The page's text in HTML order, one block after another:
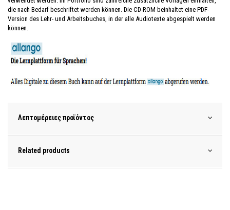
die nach Bedarf beschriftet werden können. Die CD-ROM beinhaltet eine PDF-
Version des Lehr- und Arbeitsbuches, in der alle Audiotexte abgespielt werden
können.
Λεπτομέρειες προϊόντος
Related products